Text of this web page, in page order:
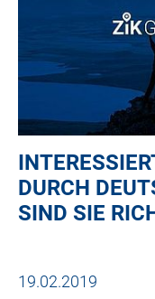
DURCH
SIND SIE
19.02.2019